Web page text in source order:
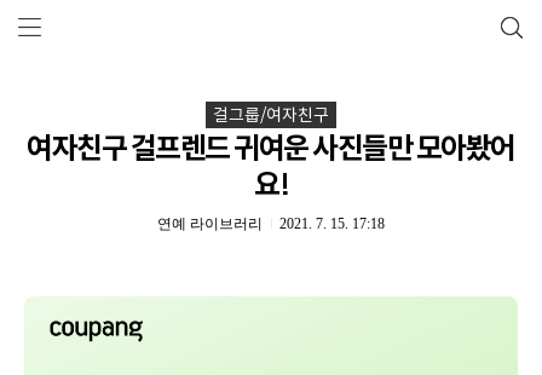
걸그룹/여자친구
여자친구 걸프렌드 귀여운 사진들만 모아봤어
요!
연예 라이브러리 2021. 7. 15. 17:18